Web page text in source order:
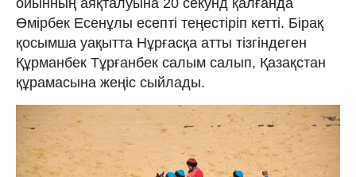
Өмірбек Есенұлы есепті теңестіріп кетті. Бірақ
қосымша уақытта Нұрғасқа атты тізгіндеген
Құрманбек Тұрғанбек салым салып, Қазақстан
құрамасына жеңіс сыйлады.